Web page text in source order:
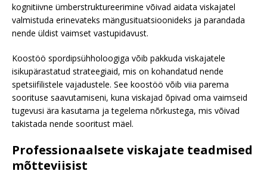
kognitiivne ümberstruktureerimine võivad aidata viskajatel
valmistuda erinevateks mängusituatsioonideks ja parandada
nende üldist vaimset vastupidavust.
Koostöö spordipsühholoogiga võib pakkuda viskajatele
isikupärastatud strateegiaid, mis on kohandatud nende
spetsiifilistele vajadustele. See koostöö võib viia parema
soorituse saavutamiseni, kuna viskajad õpivad oma vaimseid
tugevusi ära kasutama ja tegelema nõrkustega, mis võivad
takistada nende sooritust mäel.
Professionaalsete viskajate teadmised
mõtteviisist